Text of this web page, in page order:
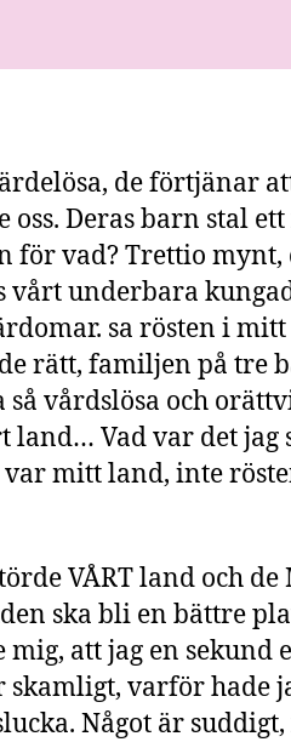
de förtjänar
oss. Deras barn stal
för vad? Trettio mynt,
vårt underbara
sa rösten i mitt
rätt, familjen på tre
så vårdslösa och
land… Vad var det jag
var mitt land, inte
VÅRT land och
ska bli en bättre
mig, att jag en sekund
skamligt, varför hade
Något är